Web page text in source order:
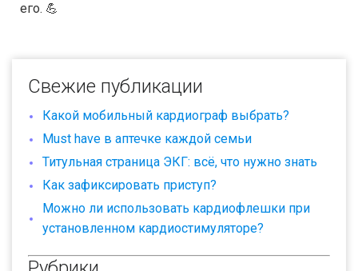
его. 💪
Свежие публикации
Какой мобильный кардиограф выбрать?
Must have в аптечке каждой семьи
Титульная страница ЭКГ: всё, что нужно знать
Как зафиксировать приступ?
Можно ли использовать кардиофлешки при
установленном кардиостимуляторе?